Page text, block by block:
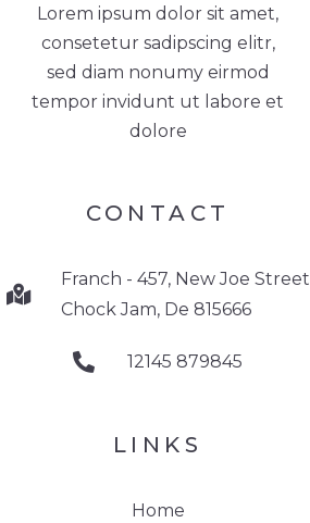
Lorem ipsum dolor sit amet,
consetetur sadipscing elitr,
sed diam nonumy eirmod
tempor invidunt ut labore et
dolore
CONTACT
Franch - 457, New Joe Street
Chock Jam, De 815666
12145 879845
LINKS
Home